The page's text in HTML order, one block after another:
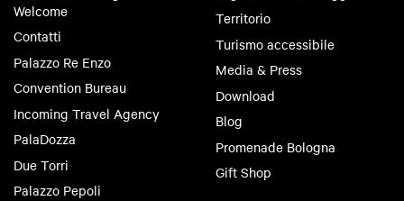
Welcome
Contatti
Palazzo Re Enzo
Convention Bureau
Incoming Travel Agency
PalaDozza
Due Torri
Palazzo Pepoli
Territorio
Turismo accessibile
Media & Press
Download
Blog
Promenade Bologna
Gift Shop